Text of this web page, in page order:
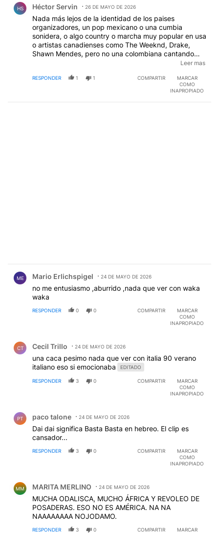
HS Héctor Servin 26 DE MAYO DE 2026
Nada más lejos de la identidad de los paises
organizadores, un pop mexicano o una cumbia
sonidera, o algo country o marcha muy popular en usa
o artistas canadienses como The Weeknd, Drake,
Shawn Mendes, pero no una colombiana cantando
ritmos africanos nada que ver con el continente
que ver tiene con el espectáculo deportivo. Un
Leer mas
RESPONDER 1 1 COMPARTIR
MARCAR
COMO
INAPROPIADO
ME Mario Erlichspigel 24 DE MAYO DE 2026
no me entusiasmo ,aburrido ,nada que ver con waka
waka
RESPONDER 0 0 COMPARTIR
MARCAR
COMO
INAPROPIADO
CT Cecil Trillo 24 DE MAYO DE 2026
una caca pesimo nada que ver con italia 90 verano
italiano eso si emocionaba
EDITADO
RESPONDER 3 0 COMPARTIR
MARCAR
COMO
INAPROPIADO
PT paco talone 24 DE MAYO DE 2026
Dai dai significa Basta Basta en hebreo. El clip es
cansador...
RESPONDER 3 0 COMPARTIR
MARCAR
COMO
INAPROPIADO
MM MARITA MERLINO 24 DE MAYO DE 2026
MUCHA ODALISCA, MUCHO ÁFRICA Y REVOLEO DE
POSADERAS. ESO NO ES AMÉRICA. NA NA
NAAAAAAAA NOJODAMO.
RESPONDER 3 0 COMPARTIR
MARCAR